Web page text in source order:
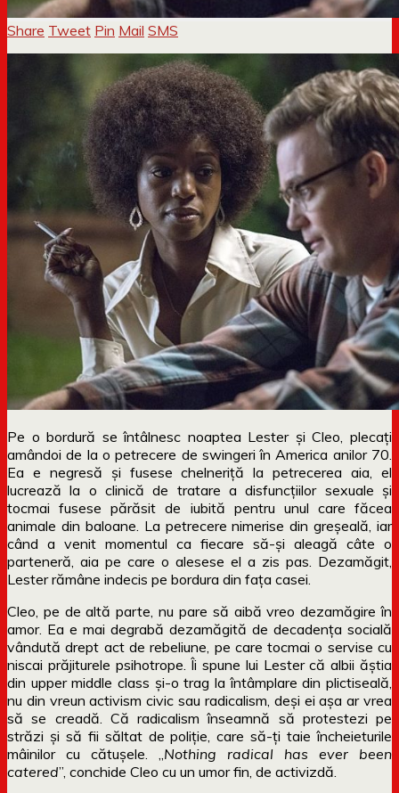
Share Tweet Pin Mail SMS
Pe o bordură se întâlnesc noaptea Lester și Cleo, plecați
amândoi de la o petrecere de swingeri în America anilor 70.
Ea e negresă și fusese chelneriță la petrecerea aia, el
lucrează la o clinică de tratare a disfuncțiilor sexuale și
tocmai fusese părăsit de iubită pentru unul care făcea
animale din baloane. La petrecere nimerise din greșeală, iar
când a venit momentul ca fiecare să-și aleagă câte o
parteneră, aia pe care o alesese el a zis pas. Dezamăgit,
Lester rămâne indecis pe bordura din fața casei.
Cleo, pe de altă parte, nu pare să aibă vreo dezamăgire în
amor. Ea e mai degrabă dezamăgită de decadența socială
vândută drept act de rebeliune, pe care tocmai o servise cu
niscai prăjiturele psihotrope. Îi spune lui Lester că albii ăștia
din upper middle class și-o trag la întâmplare din plictiseală,
nu din vreun activism civic sau radicalism, deși ei așa ar vrea
să se creadă. Că radicalism înseamnă să protestezi pe
străzi și să fii săltat de poliție, care să-ți taie încheieturile
mâinilor cu cătușele. „ Nothing radical has ever been
catered”, conchide Cleo cu un umor fin, de activizdă.